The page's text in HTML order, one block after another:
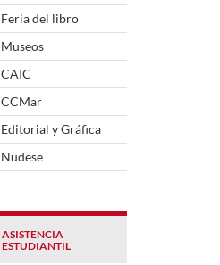
Feria del libro
Museos
CAIC
CCMar
Editorial y Gráfica
Nudese
ASISTENCIA
ESTUDIANTIL